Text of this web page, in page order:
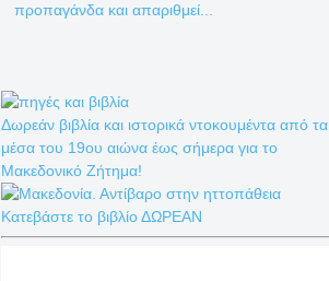
προπαγάνδα και απαριθμεί...
Δωρεάν βιβλία και ιστορικά ντοκουμέντα από τα
μέσα του 19ου αιώνα έως σήμερα για το
Μακεδονικό Ζήτημα!
Κατεβάστε το βιβλίο ΔΩΡΕΑΝ